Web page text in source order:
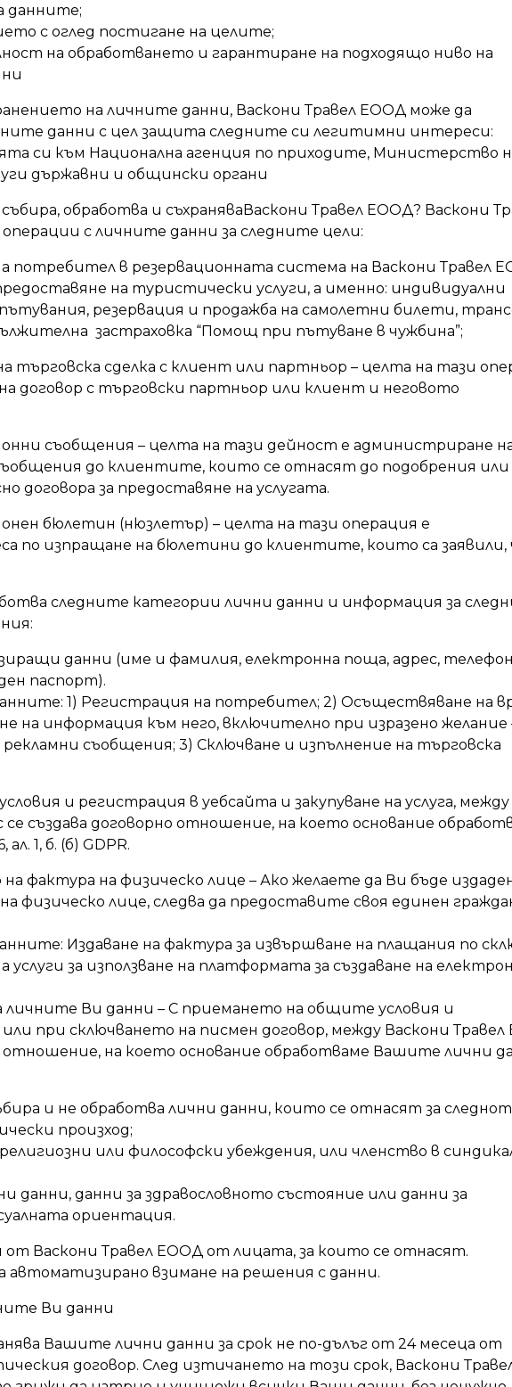
данните;
с оглед постигане на целите;
на обработването и гарантиране на подходящо ниво на
на личните данни, Васкони Травел ЕООД може да
данни с цел защита следните си легитимни интереси:
си към Национална агенция по приходите, Министерство
държавни и общински органи
обработва и съхраняваВаскони Травел ЕООД? Васкони
с личните данни за следните цели:
потребител в резервационната система на Васкони Травел
на туристически услуги, а именно: индивидуални
резервация и продажба на самолетни билети,
застраховка “Помощ при пътуване в чужбина”;
търговска сделка с клиент или партньор – целта на тази
договор с търговски партньор или клиент и неговото
съобщения – целта на тази дейност е администриране
до клиентите, които се отнасят до подобрения или
договора за предоставяне на услугата.
бюлетин (нюзлетър) – целта на тази операция е
по изпращане на бюлетини до клиентите, които са заявили,
следните категории лични данни и информация за
данни (име и фамилия, електронна поща, адрес,
паспорт).
1) Регистрация на потребител; 2) Осъществяване на
на информация към него, включително при изразено желание
съобщения; 3) Сключване и изпълнение на търговска
и регистрация в уебсайта и закупуване на услуга, между
създава договорно отношение, на което основание
1, б. (б) GDPR.
фактура на физическо лице – Ако желаете да Ви бъде
физическо лице, следва да предоставите своя единен
Издаване на фактура за извършване на плащания по
услуги за използване на платформата за създаване на
личните Ви данни – С приемането на общите условия и
при сключването на писмен договор, между Васкони
отношение, на което основание обработваме Вашите лични
и не обработва лични данни, които се отнасят за
произход;
или философски убеждения, или членство в
данни, данни за здравословното състояние или данни за
ориентация.
Васкони Травел ЕООД от лицата, за които се отнасят.
взимане на решения с данни.
Ви данни
Вашите лични данни за срок не по-дълъг от 24 месеца от
договор. След изтичането на този срок, Васкони